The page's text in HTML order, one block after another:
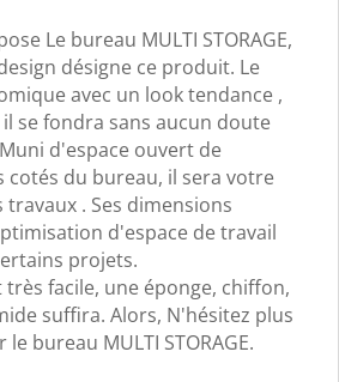
Le bureau MULTI STORAGE,
désigne ce produit. Le
avec un look tendance ,
se fondra sans aucun doute
d'espace ouvert de
cotés du bureau, il sera votre
. Ses dimensions
d'espace de travail
projets.
facile, une éponge, chiffon,
suffira. Alors, N'hésitez plus
bureau MULTI STORAGE.